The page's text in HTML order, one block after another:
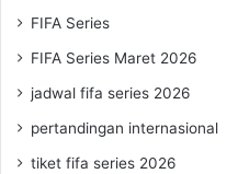
FIFA Series
FIFA Series Maret 2026
jadwal fifa series 2026
pertandingan internasional
tiket fifa series 2026